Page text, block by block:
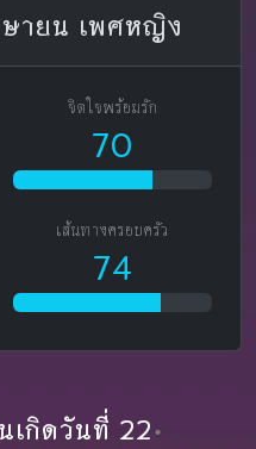
ายน เพศหญิง
จิตใจพร้อมรัก
70
เส้นทางครอบครัว
74
เกิดวันที่ 22